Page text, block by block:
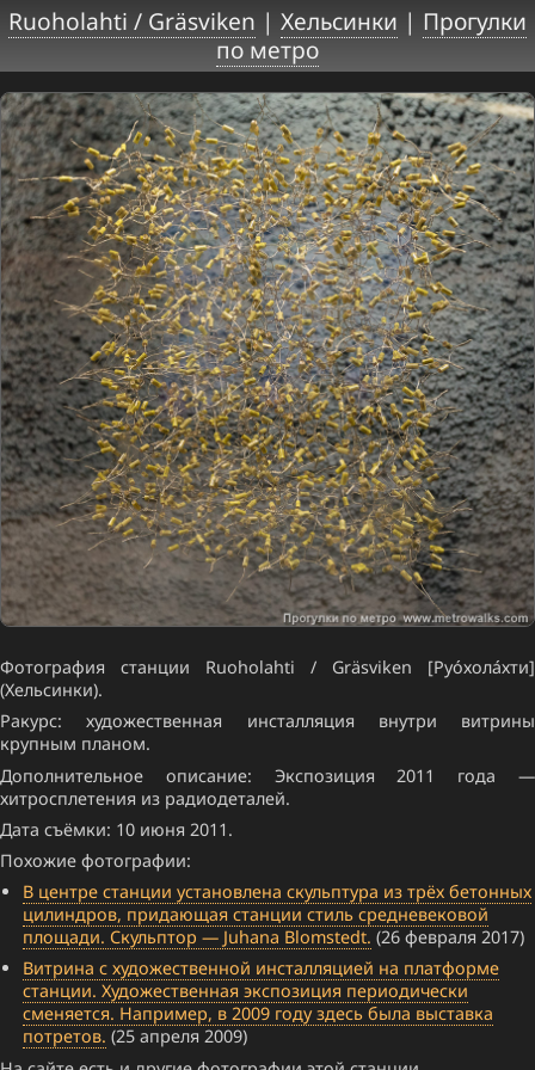
Ruoholahti / Gräsviken | Хельсинки | Прогулки
по метро
Фотография станции Ruoholahti / Gräsviken [Руо́хола́хти]
(Хельсинки).
Ракурс: художественная инсталляция внутри витрины
крупным планом.
Дополнительное описание: Экспозиция 2011 года —
хитросплетения из радиодеталей.
Дата съёмки: 10 июня 2011.
Похожие фотографии:
В центре станции установлена скульптура из трёх бетонных
цилиндров, придающая станции стиль средневековой
площади. Скульптор — Juhana Blomstedt. (26 февраля 2017)
Витрина с художественной инсталляцией на платформе
станции. Художественная экспозиция периодически
сменяется. Например, в 2009 году здесь была выставка
потретов. (25 апреля 2009)